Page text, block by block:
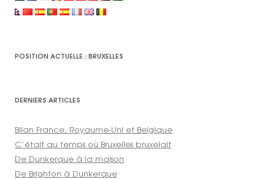
POSITION ACTUELLE : BRUXELLES
DERNIERS ARTICLES
Bilan France, Royaume-Uni et Belgique
C’était au temps où Bruxelles bruxelait
De Dunkerque à la maison
De Brighton à Dunkerque